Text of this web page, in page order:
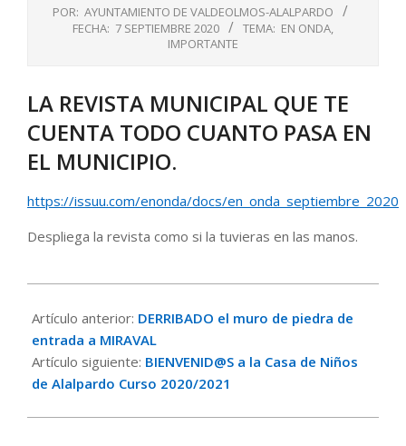
POR: AYUNTAMIENTO DE VALDEOLMOS-ALALPARDO
FECHA: 7 SEPTIEMBRE 2020 TEMA: EN ONDA,
IMPORTANTE
LA REVISTA MUNICIPAL QUE TE
CUENTA TODO CUANTO PASA EN
EL MUNICIPIO.
https://issuu.com/enonda/docs/en_onda_septiembre_2020
Despliega la revista como si la tuvieras en las manos.
09-
07
Artículo anterior: DERRIBADO el muro de piedra de
entrada a MIRAVAL
Artículo siguiente: BIENVENID@S a la Casa de Niños
de Alalpardo Curso 2020/2021